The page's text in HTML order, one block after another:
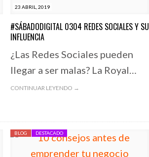
23 ABRIL, 2019
#SÁBADODIGITAL 0304 REDES SOCIALES Y SU
INFLUENCIA
¿Las Redes Sociales pueden
llegar a ser malas? La Royal…
CONTINUAR LEYENDO →
BLOG DESTACADO